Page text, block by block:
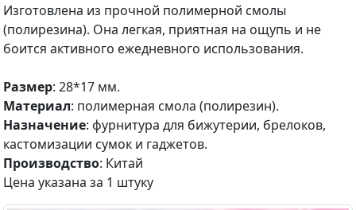
Изготовлена из прочной полимерной смолы
(полирезина). Она легкая, приятная на ощупь и не
боится активного ежедневного использования.
Размер: 28*17 мм.
Материал: полимерная смола (полирезин).
Назначение: фурнитура для бижутерии, брелоков,
кастомизации сумок и гаджетов.
Производство: Китай
Цена указана за 1 штуку